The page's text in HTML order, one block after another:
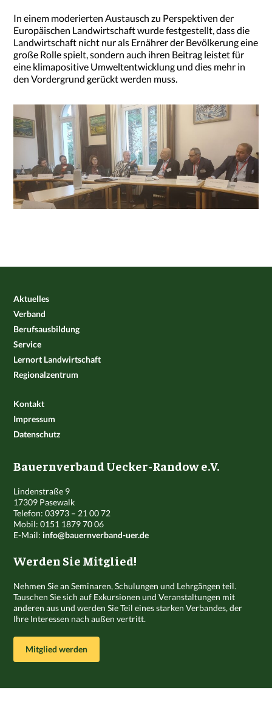
In einem moderierten Austausch zu Perspektiven der
Europäischen Landwirtschaft wurde festgestellt, dass die
Landwirtschaft nicht nur als Ernährer der Bevölkerung eine
große Rolle spielt, sondern auch ihren Beitrag leistet für
eine klimapositive Umweltentwicklung und dies mehr in
den Vordergrund gerückt werden muss.
Aktuelles
Verband
Berufsausbildung
Service
Lernort Landwirtschaft
Regionalzentrum
Kontakt
Impressum
Datenschutz
Bauernverband Uecker-Randow e.V.
Lindenstraße 9
17309 Pasewalk
Telefon: 03973 – 21 00 72
Mobil: 0151 1879 70 06
E-Mail:info@bauernverband-uer.de
Werden Sie Mitglied!
Nehmen Sie an Seminaren, Schulungen und Lehrgängen teil.
Tauschen Sie sich auf Exkursionen und Veranstaltungen mit
anderen aus und werden Sie Teil eines starken Verbandes, der
Ihre Interessen nach außen vertritt.
Mitglied werden